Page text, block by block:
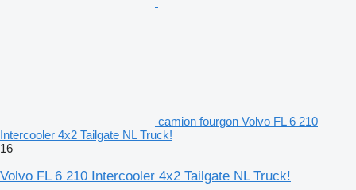
camion fourgon Volvo FL 6 210
Intercooler 4x2 Tailgate NL Truck!
16
Volvo FL 6 210 Intercooler 4x2 Tailgate NL Truck!